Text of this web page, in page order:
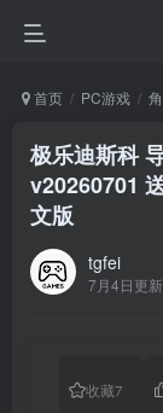
首页 PC游戏
极乐迪斯科
v20260701
文版
tgfei
7月4日更新
收藏7